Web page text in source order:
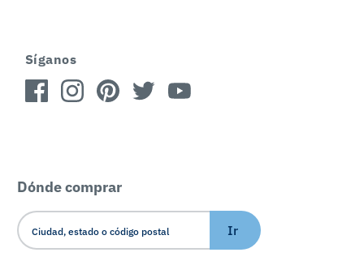
Síganos
Dónde comprar
Ir